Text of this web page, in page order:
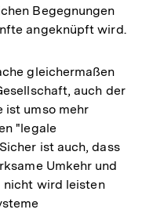
Begegnungen
angeknüpft wird.
gleichermaßen
auch der
ist umso mehr
"legale
ist auch, dass
Umkehr und
nicht wird leisten